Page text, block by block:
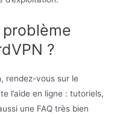
?
, rendez-vous sur le
l’aide en ligne : tutoriels,
une FAQ très bien